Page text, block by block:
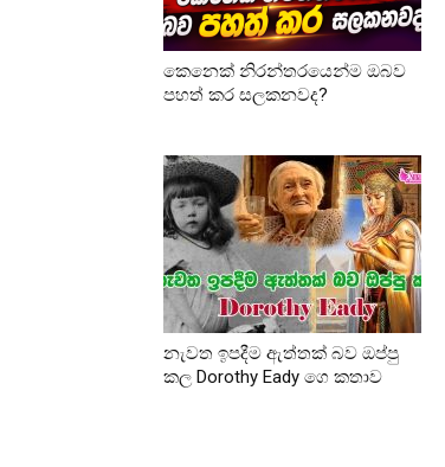
කෙනෙක් නිරන්තරයෙන්ම ඔබව
පහත් කර සලකනවද?
නැවත ඉපදීම ඇත්තක් බව ඔප්පු
කල Dorothy Eady ගෙ කතාව